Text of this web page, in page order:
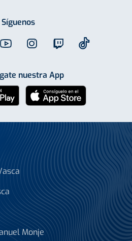
Síguenos
nuestra App
Monje